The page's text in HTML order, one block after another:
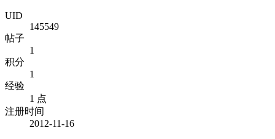
UID
145549
帖子
1
积分
1
经验
1 点
注册时间
2012-11-16